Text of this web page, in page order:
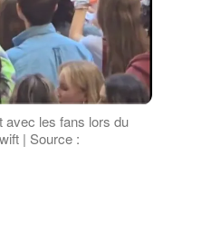
avec les fans lors du
| Source :